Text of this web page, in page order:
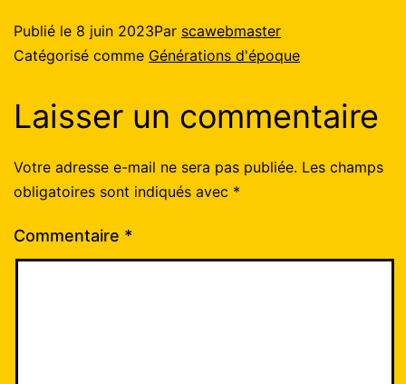
Publié le 8 juin 2023Par scawebmaster
Catégorisé comme Générations d'époque
Laisser un commentaire
Votre adresse e-mail ne sera pas publiée. Les champs
obligatoires sont indiqués avec *
Commentaire *